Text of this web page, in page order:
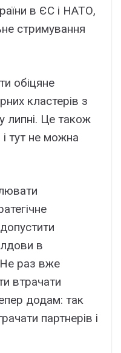
в ЄС і НАТО,
стримування
обіцяне
кластерів з
Це також
тут не можна
в
Не раз вже
втрачати
додам: так
партнерів і